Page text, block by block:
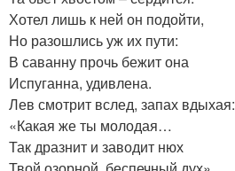
Хотел лишь к ней он подойти,
Но разошлись уж их пути:
В саванну прочь бежит она
Испуганна, удивлена.
Лев смотрит вслед, запах вдыхая:
«Какая же ты молодая…
Так дразнит и заводит нюх